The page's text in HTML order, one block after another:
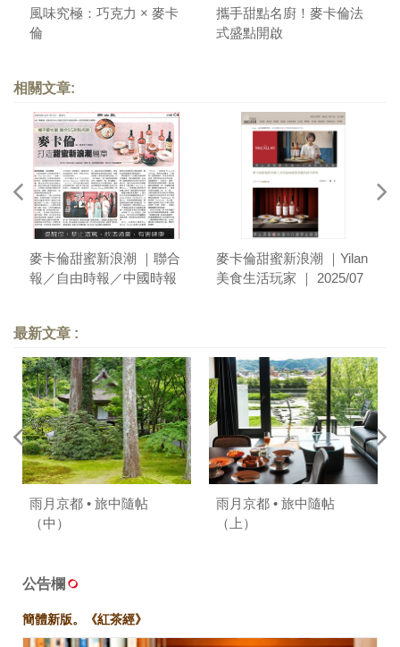
風味究極：巧克力 × 麥卡
倫
攜手甜點名廚！麥卡倫法
式盛點開啟
相關文章:
麥卡倫甜蜜新浪潮 ｜聯合
報／自由時報／中國時報
麥卡倫甜蜜新浪潮 ｜Yilan
美食生活玩家 ｜ 2025/07
最新文章 :
雨月京都 • 旅中隨帖
（中）
雨月京都 • 旅中隨帖
（上）
公告欄
簡體新版。《紅茶經》